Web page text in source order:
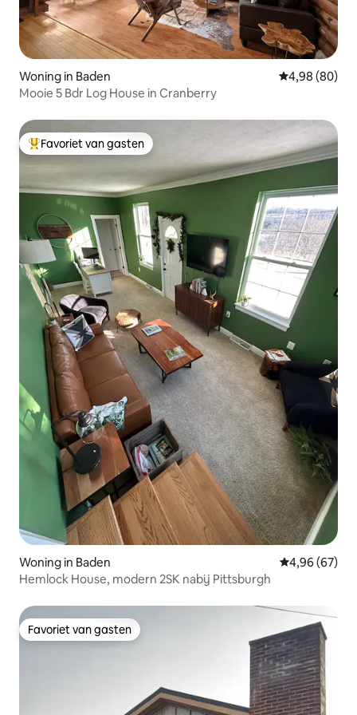
Woning in Baden Gemiddelde
4,98 (80)
Mooie 5 Bdr Log House in Cranberry
Topfavoriet van gasten
Favoriet van gasten
Woning in Baden Gemiddelde
4,96 (67)
Hemlock House, modern 2SK nabij Pittsburgh
Favoriet van gasten
Favoriet van gasten